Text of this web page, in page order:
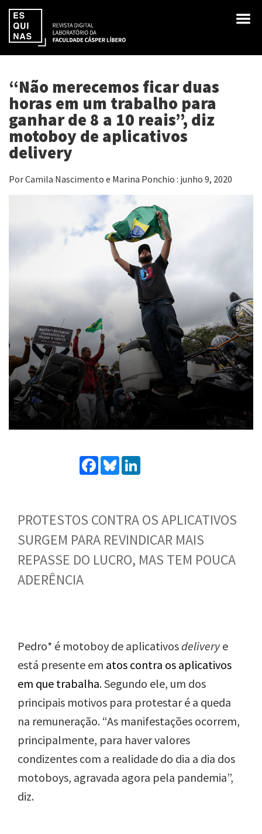
“Não merecemos ficar duas
horas em um trabalho para
ganhar de 8 a 10 reais”, diz
motoboy de aplicativos
delivery
Por Camila Nascimento e Marina Ponchio : junho 9, 2020
Facebook
Bluesky
PROTESTOS CONTRA OS APLICATIVOS
SURGEM PARA REVINDICAR MAIS
REPASSE DO LUCRO, MAS TEM POUCA
ADERÊNCIA
Pedro* é motoboy de aplicativosdeliverye
está presente em atos contra os aplicativos
em que trabalha. Segundo ele, um dos
principais motivos para protestar é a queda
na remuneração. “As manifestações ocorrem,
principalmente, para haver valores
condizentes com a realidade do dia a dia dos
motoboys, agravada agora pela pandemia”,
diz.